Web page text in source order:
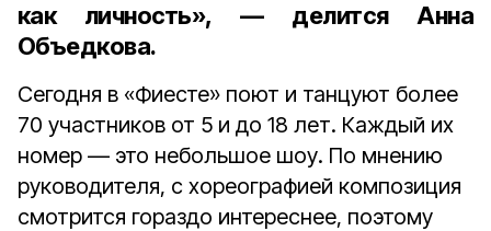
как личность», — делится Анна
Объедкова.
Сегодня в «Фиесте» поют и танцуют более
70 участников от 5 и до 18 лет. Каждый их
номер — это небольшое шоу. По мнению
руководителя, с хореографией композиция
смотрится гораздо интереснее, поэтому